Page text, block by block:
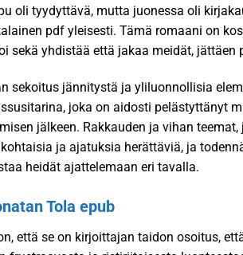
oli tyydyttävä, mutta juonessa oli
pdf yleisesti. Tämä romaani on
sekä yhdistää että jakaa meidät,
sekoitus jännitystä ja yliluonnollisia
joka on aidosti pelästyttänyt
jälkeen. Rakkauden ja vihan
ja ajatuksia herättäviä, ja
heidät ajattelemaan eri tavalla.
Tola epub
että se on kirjoittajan taidon osoitus,